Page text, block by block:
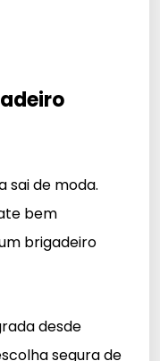
sai de moda.
bem
brigadeiro
desde
segura de